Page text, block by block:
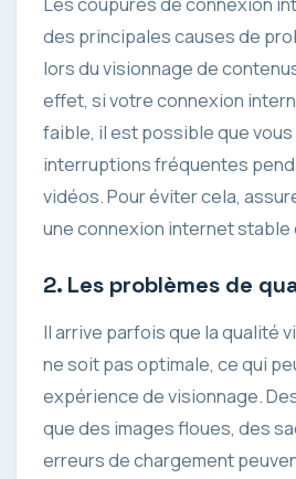
des principales causes de
lors du visionnage de
effet, si votre connexion
faible, il est possible que
interruptions fréquentes
vidéos. Pour éviter cela,
une connexion internet stable
2. Les problèmes de
Il arrive parfois que la qualité
ne soit pas optimale, ce qui
expérience de visionnage.
que des images floues, des
erreurs de chargement